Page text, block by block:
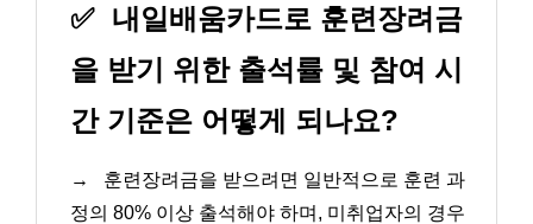
✅ 내일배움카드로 훈련장려금
을 받기 위한 출석률 및 참여 시
간 기준은 어떻게 되나요?
→
훈련장려금을 받으려면 일반적으로 훈련 과
정의 80% 이상 출석해야 하며, 미취업자의 경우